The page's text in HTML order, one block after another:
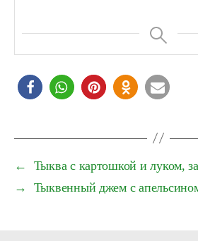
←
Тыква с картошкой и луком,
→
Тыквенный джем с